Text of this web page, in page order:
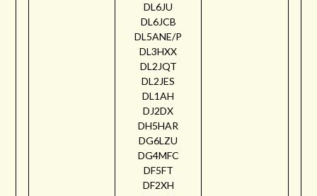
DL6JU
DL6JCB
DL5ANE/P
DL3HXX
DL2JQT
DL2JES
DL1AH
DJ2DX
DH5HAR
DG6LZU
DG4MFC
DF5FT
DF2XH